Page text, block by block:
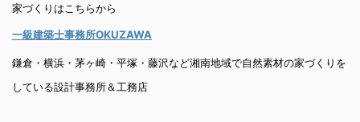
家づくりはこちらから
一級建築士事務所OKUZAWA
鎌倉・横浜・茅ヶ崎・平塚・藤沢など湘南地域で自然素材の家づくりを
している設計事務所＆工務店